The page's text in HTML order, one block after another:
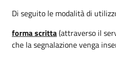
Di seguito le modalità di
forma scritta(attraverso il
che la segnalazione venga